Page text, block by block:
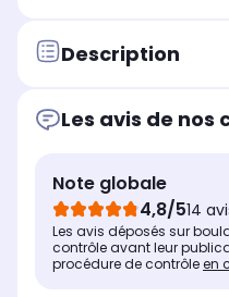
20 Watts
Le + produit
pour des couleurs vives et
un bon contraste.
Puissance
Description
Les avis de nos
Note globale
4,8/514
Les avis déposés sur
contrôle avant leur
procédure de contrôleen